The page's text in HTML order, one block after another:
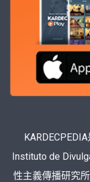
Instituto de
性主義傳播研究